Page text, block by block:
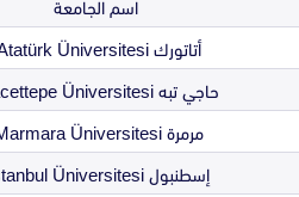
اسم الجامعة
أتاتورك Atatürk Üniversitesi.
حاجي تبه Hacettepe Üniversitesi.
مرمرة Marmara Üniversitesi.
إسطنبول Istanbul Üniversitesi.